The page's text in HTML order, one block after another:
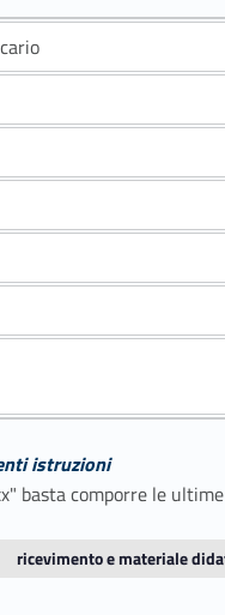
istruzioni
basta comporre le
ricevimento e materiale